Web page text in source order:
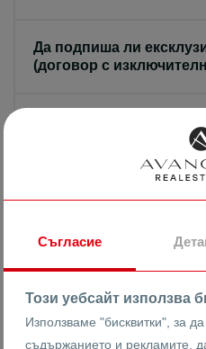
Да подпиша ли
(договор с
Все още имате
Съгласие
Този уебсайт използва
Използваме "бисквитки", за
съдържанието и рекламите,